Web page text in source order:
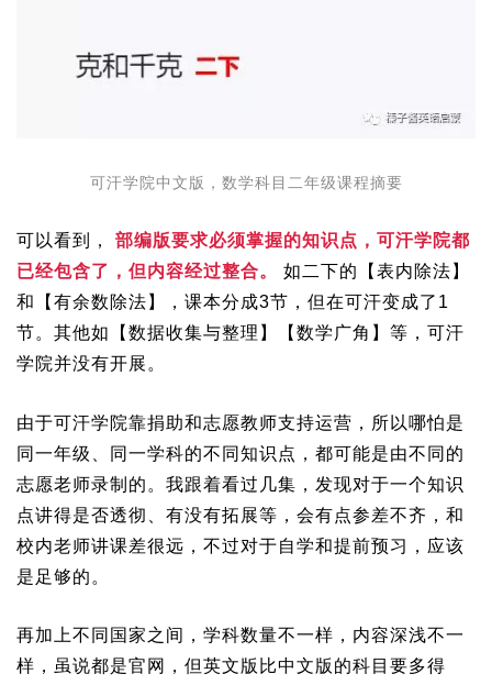
可汗学院中文版，数学科目二年级课程摘要
可以看到，
部编版要求必须掌握的知识点，可汗学院都
已经包含了，但内容经过整合。
如二下的【表内除法】
和【有余数除法】，课本分成3节，但在可汗变成了1
节。其他如【数据收集与整理】【数学广角】等，可汗
学院并没有开展。
由于可汗学院靠捐助和志愿教师支持运营，所以哪怕是
同一年级、同一学科的不同知识点，都可能是由不同的
志愿老师录制的。我跟着看过几集，发现对于一个知识
点讲得是否透彻、有没有拓展等，会有点参差不齐，和
校内老师讲课差很远，不过对于自学和提前预习，应该
是足够的。
再加上不同国家之间，学科数量不一样，内容深浅不一
样，虽说都是官网，但英文版比中文版的科目要多得